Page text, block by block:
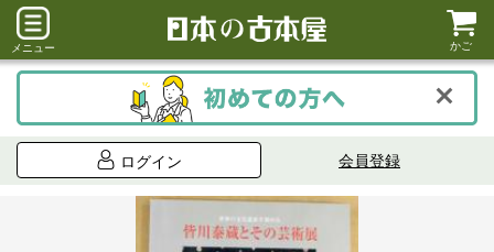
メニュー かご
ログイン 会員登録